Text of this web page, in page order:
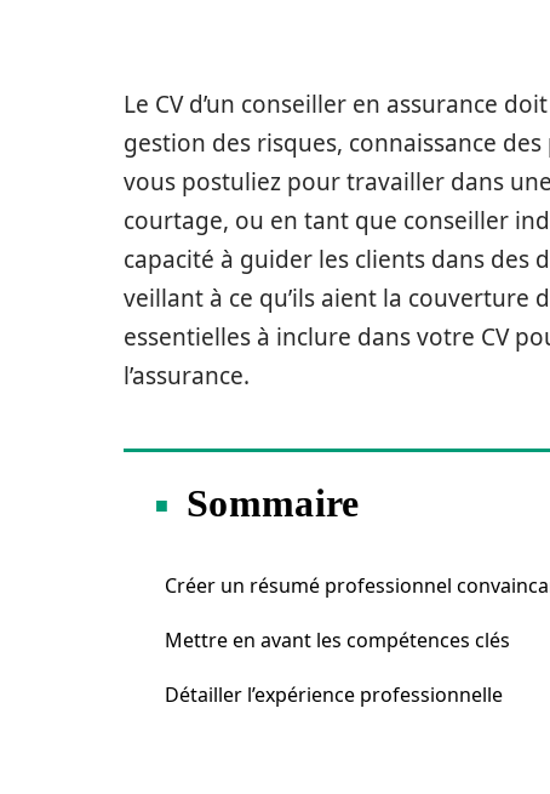
Le CV d’un conseiller en assurance
gestion des risques, connaissance
vous postuliez pour travailler dans
courtage, ou en tant que conseiller
capacité à guider les clients dans des
veillant à ce qu’ils aient la couverture
essentielles à inclure dans votre CV
l’assurance.
Sommaire
Créer un résumé professionnel
Mettre en avant les compétences clés
Détailler l’expérience professionnelle